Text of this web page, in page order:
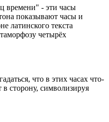
времени" - эти часы
показывают часы и
латинского текста
четырёх
что в этих часах что-
сторону, символизируя